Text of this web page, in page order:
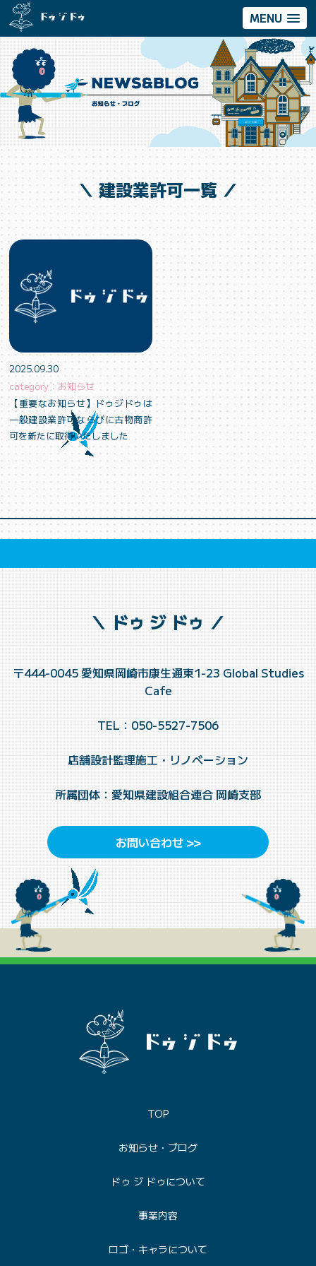
MENU
＼ 建設業許可一覧 ／
2025.09.30
category：お知らせ
【重要なお知らせ】ドゥジドゥは
一般建設業許可ならびに古物商許
可を新たに取得いたしました
＼ ドゥ ジ ドゥ ／
〒444-0045 愛知県岡崎市康生通東1-23 Global Studies
Cafe
TEL：050-5527-7506
店舗設計監理施工・リノベーション
所属団体：愛知県建設組合連合 岡崎支部
お問い合わせ >>
TOP
お知らせ・ブログ
ドゥ ジ ドゥについて
事業内容
ロゴ・キャラについて